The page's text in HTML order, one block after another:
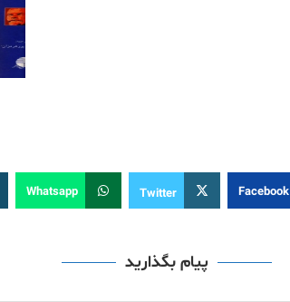
Facebook
Twitter
Whatsapp
پیام بگذارید